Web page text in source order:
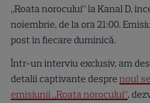
„Roata norocului” la Kanal D,
noiembrie, de la ora 21:00.
post în fiecare duminică.
Într-un interviu exclusiv, am
detalii captivante desprenoul
emisiunii „Roata norocului”,